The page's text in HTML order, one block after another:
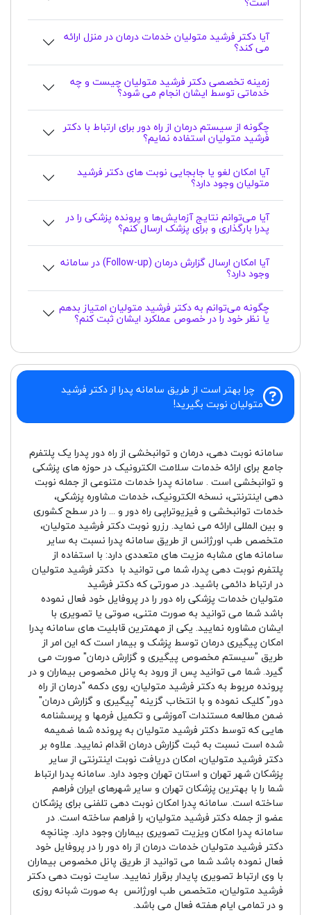
آیا دکتر فرشید متولیان خدمات درمان در منزل ارائه
می کند؟
زمینه تخصصی دکتر فرشید متولیان چیست و چه
خدماتی توسط ایشان انجام می شود؟
چگونه از سیستم درمان از راه دور برای ارتباط با دکتر
فرشید متولیان استفاده نمایم؟
آیا امکان لغو یا جابجایی نوبت های دکتر فرشید
متولیان وجود دارد؟
آیا می‌توانم نتایج آزمایش‌ها و پرونده پزشکی را در
پدرا بارگذاری و برای پزشک ارسال کنم؟
آیا امکان ارسال گزارش درمان (Follow-up) در سامانه
وجود دارد؟
چگونه می‌توانم به دکتر فرشید متولیان امتیاز بدهم
یا نظر خود را در خصوص عملکرد ایشان ثبت کنم؟
چرا بهتر است از طریق سامانه پدرا از دکتر فرشید
متولیان نوبت بگیرید!
سامانه نوبت دهی، درمان و توانبخشی از راه دور پدرا یک پلتفرم
جامع برای ارائه خدمات سلامت الکترونیک در حوزه های پزشکی
و توانبخشی است . سامانه پدرا خدمات متنوعی از جمله نوبت
دهی اینترنتی، نسخه الکترونیک، خدمات مشاوره پزشکی،
خدمات توانبخشی و فیزیوتراپی راه دور و ... را در سطح کشوری
و بین المللی ارائه می نماید. رزرو نوبت دکتر فرشید متولیان،
متخصص طب اورژانس از طریق سامانه پدرا نسبت به سایر
سامانه های مشابه مزیت های متعددی دارد: با استفاده از
پلتفرم نوبت دهی پدرا، شما می توانید با دکتر فرشید متولیان
در ارتباط دائمی باشید. در صورتی که دکتر فرشید
متولیان خدمات پزشکی راه دور را در پروفایل خود فعال نموده
باشد شما می توانید به صورت متنی، صوتی یا تصویری با
ایشان مشاوره نمایید. یکی از مهمترین قابلیت های سامانه پدرا
امکان پیگیری درمان توسط پزشک و بیمار است که این امر از
طریق "سیستم مخصوص پیگیری و گزارش درمان" صورت می
گیرد. شما می توانید پس از ورود به پانل مخصوص بیماران و در
پرونده مربوط به دکتر فرشید متولیان، روی دکمه "درمان از راه
دور" کلیک نموده و با انتخاب گزینه "پیگیری و گزارش درمان"
ضمن مطالعه مستندات آموزشی و تکمیل فرمها و پرسشنامه
هایی که توسط دکتر فرشید متولیان به پرونده شما ضمیمه
شده است نسبت به ثبت گزارش درمان اقدام نمایید. علاوه بر
دکتر فرشید متولیان، امکان دریافت نوبت اینترنتی از سایر
پزشکان شهر تهران و استان تهران وجود دارد. سامانه پدرا ارتباط
شما را با بهترین پزشکان تهران و سایر شهرهای ایران فراهم
ساخته است. سامانه پدرا امکان نوبت دهی تلفنی برای پزشکان
عضو از جمله دکتر فرشید متولیان، را فراهم ساخته است. در
سامانه پدرا امکان ویزیت تصویری بیماران وجود دارد. چنانچه
دکتر فرشید متولیان خدمات درمان از راه دور را در پروفایل خود
فعال نموده باشد شما می توانید از طریق پانل مخصوص بیماران
با وی ارتباط تصویری پایدار برقرار نمایید. سایت نوبت دهی دکتر
فرشید متولیان، متخصص طب اورژانس به صورت شبانه روزی
و در تمامی ایام هفته فعال می باشد.